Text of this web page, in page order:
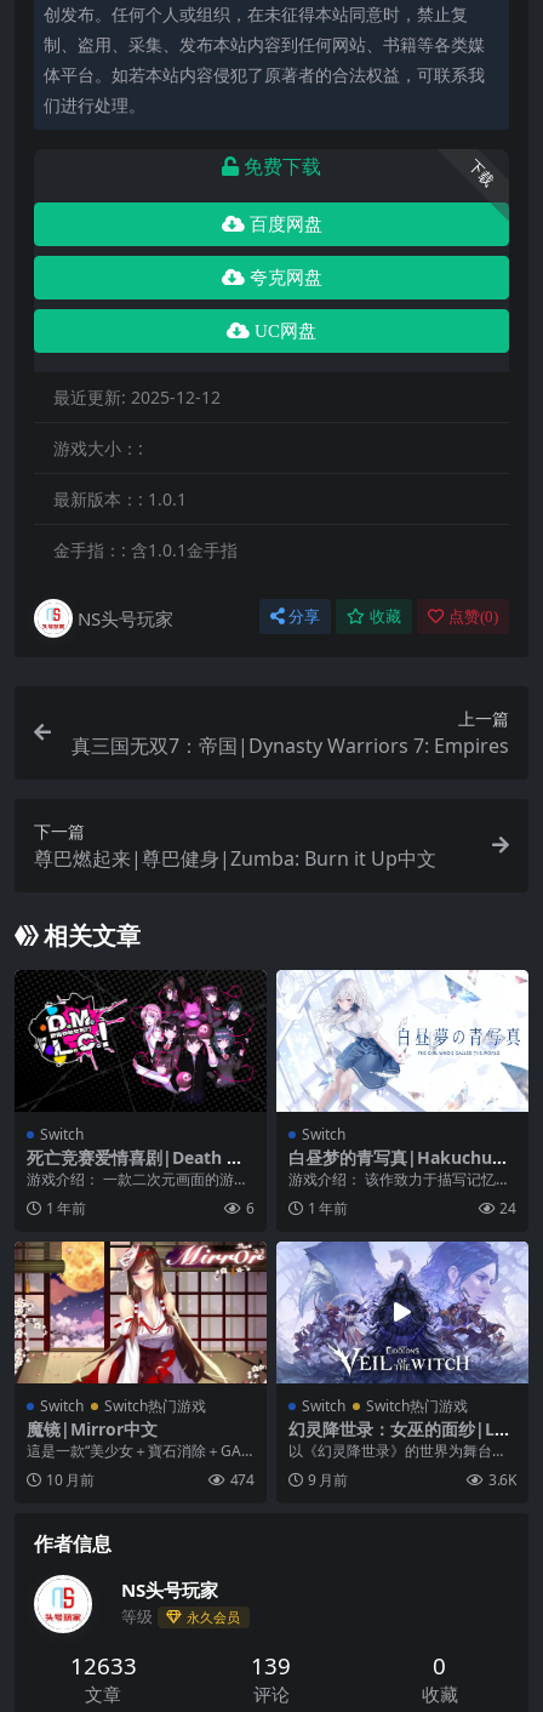
创发布。任何个人或组织，在未征得本站同意时，禁止复
制、盗用、采集、发布本站内容到任何网站、书籍等各类媒
体平台。如若本站内容侵犯了原著者的合法权益，可联系我
们进行处理。
下载
免费下载
百度网盘
夸克网盘
UC网盘
最近更新: 2025-12-12
游戏大小：:
最新版本：: 1.0.1
金手指：: 含1.0.1金手指
NS头号玩家 分享 收藏 点赞(0)
上一篇
真三国无双7：帝国|Dynasty Warriors 7: Empires
下一篇
尊巴燃起来|尊巴健身|Zumba: Burn it Up中文
相关文章
Switch
死亡竞赛爱情喜剧|Death Ma
tch Love Comedy
游戏介绍： 一款二次元画面的游
戏，有着非常趣味的设定，那就是
只要你呗其她的女生告...
1 年前 6
Switch
白昼梦的青写真|Hakuchuu
mu no Aojashin
游戏介绍： 该作致力于描写记忆和
人格的关系，讨论被称之为“个性”这
个东西的真正面...
1 年前 24
Switch Switch热门游戏
魔镜|Mirror中文
這是一款“美少女＋寶石消除＋GAL
GAME”結合的遊戲。你在异世界里
邂逅各种各样...
10 月前 474
Switch Switch热门游戏
幻灵降世录：女巫的面纱|Los
t Eidolons: Veil of the Witc
h中文
以《幻灵降世录》的世界为舞台，
全新 roguelite 战术 RPG！你流落
神秘...9 月前 3.6K
作者信息
NS头号玩家
等级 永久会员
12633
文章
139
评论
0
收藏